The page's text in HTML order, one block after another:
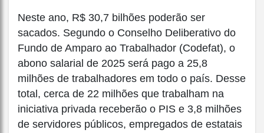
Neste ano, R$ 30,7 bilhões poderão ser
sacados. Segundo o Conselho Deliberativo do
Fundo de Amparo ao Trabalhador (Codefat), o
abono salarial de 2025 será pago a 25,8
milhões de trabalhadores em todo o país. Desse
total, cerca de 22 milhões que trabalham na
iniciativa privada receberão o PIS e 3,8 milhões
de servidores públicos, empregados de estatais